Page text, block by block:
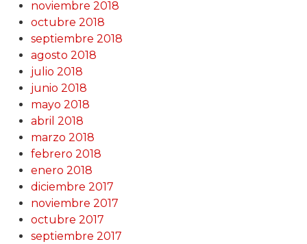
noviembre 2018
octubre 2018
septiembre 2018
agosto 2018
julio 2018
junio 2018
mayo 2018
abril 2018
marzo 2018
febrero 2018
enero 2018
diciembre 2017
noviembre 2017
octubre 2017
septiembre 2017